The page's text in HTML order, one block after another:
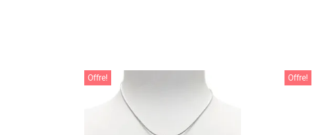
Offre! Offre!